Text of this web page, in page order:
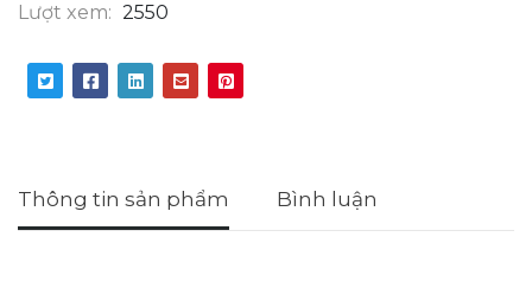
Lượt xem: 2550
Thông tin sản phẩm Bình luận